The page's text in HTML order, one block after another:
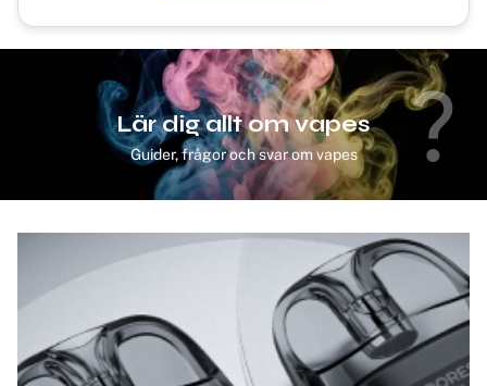
Lär dig allt om vapes
Guider, frågor och svar om vapes